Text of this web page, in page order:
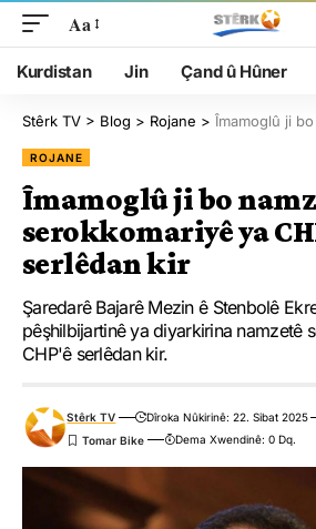
Aa
Kurdistan Jin Çand û Hûner
Stêrk TV > Blog > Rojane > Îmamoglû ji bo
ROJANE
Îmamoglû ji bo
serokkomariyê ya
serlêdan kir
Şaredarê Bajarê Mezin ê Stenbolê
pêşhilbijartinê ya diyarkirina namzetê
CHP'ê serlêdan kir.
Stêrk TV
Dîroka Nûkirinê: 22. Sibat 2025
Dema Xwendinê: 0 Dq.